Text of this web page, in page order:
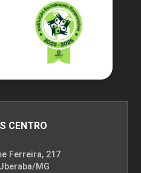
CENTRO
Ferreira, 217
MG